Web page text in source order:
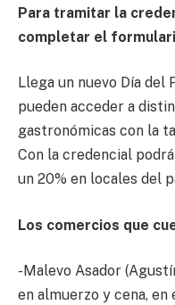
Para tramitar la
completar el
Llega un nuevo Día del
pueden acceder a
gastronómicas con la
Con la credencial
un 20% en locales del
Los comercios que
-Malevo Asador
en almuerzo y cena, en